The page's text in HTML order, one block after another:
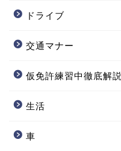
ドライブ
交通マナー
仮免許練習中徹底解説
生活
車